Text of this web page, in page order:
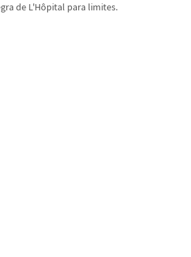
de L'Hôpital para limites.